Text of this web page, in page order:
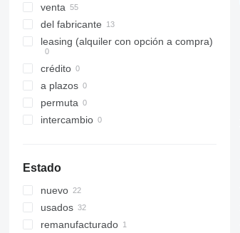
venta
del fabricante
leasing (alquiler con opción a compra)
crédito
a plazos
permuta
intercambio
Estado
nuevo
usados
remanufacturado